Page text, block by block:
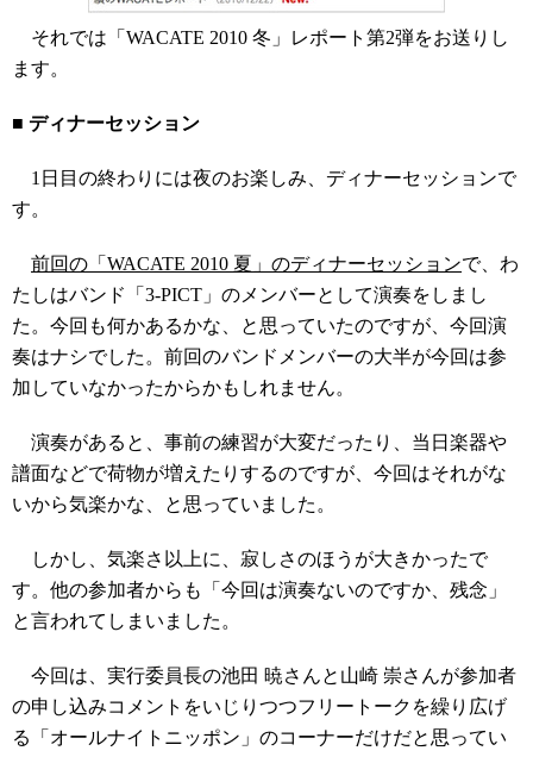
それでは「WACATE 2010 冬」レポート第2弾をお送りし
ます。
■ ディナーセッション
1日目の終わりには夜のお楽しみ、ディナーセッションで
す。
前回の「WACATE 2010 夏」のディナーセッションで、わ
たしはバンド「3-PICT」のメンバーとして演奏をしまし
た。今回も何かあるかな、と思っていたのですが、今回演
奏はナシでした。前回のバンドメンバーの大半が今回は参
加していなかったからかもしれません。
演奏があると、事前の練習が大変だったり、当日楽器や
譜面などで荷物が増えたりするのですが、今回はそれがな
いから気楽かな、と思っていました。
しかし、気楽さ以上に、寂しさのほうが大きかったで
す。他の参加者からも「今回は演奏ないのですか、残念」
と言われてしまいました。
今回は、実行委員長の池田 暁さんと山崎 崇さんが参加者
の申し込みコメントをいじりつつフリートークを繰り広げ
る「オールナイトニッポン」のコーナーだけだと思ってい